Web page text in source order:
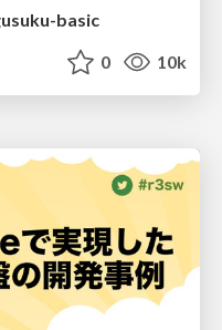
basic
0 10k